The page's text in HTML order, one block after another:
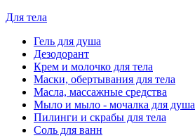
Для тела
Гель для душа
Дезодорант
Крем и молочко для тела
Маски, обертывания для тела
Масла, массажные средства
Мыло и мыло - мочалка для душа
Пилинги и скрабы для тела
Соль для ванн